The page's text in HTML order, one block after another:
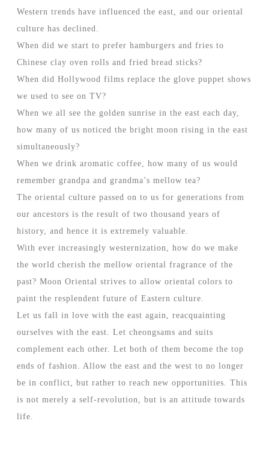
Western trends have influenced the east, and our oriental
culture has declined.
When did we start to prefer hamburgers and fries to
Chinese clay oven rolls and fried bread sticks?
When did Hollywood films replace the glove puppet shows
we used to see on TV?
When we all see the golden sunrise in the east each day,
how many of us noticed the bright moon rising in the east
simultaneously?
When we drink aromatic coffee, how many of us would
remember grandpa and grandma’s mellow tea?
The oriental culture passed on to us for generations from
our ancestors is the result of two thousand years of
history, and hence it is extremely valuable.
With ever increasingly westernization, how do we make
the world cherish the mellow oriental fragrance of the
past? Moon Oriental strives to allow oriental colors to
paint the resplendent future of Eastern culture.
Let us fall in love with the east again, reacquainting
ourselves with the east. Let cheongsams and suits
complement each other. Let both of them become the top
ends of fashion. Allow the east and the west to no longer
be in conflict, but rather to reach new opportunities. This
is not merely a self-revolution, but is an attitude towards
life.